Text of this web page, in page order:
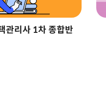
관리사 1차 종합반